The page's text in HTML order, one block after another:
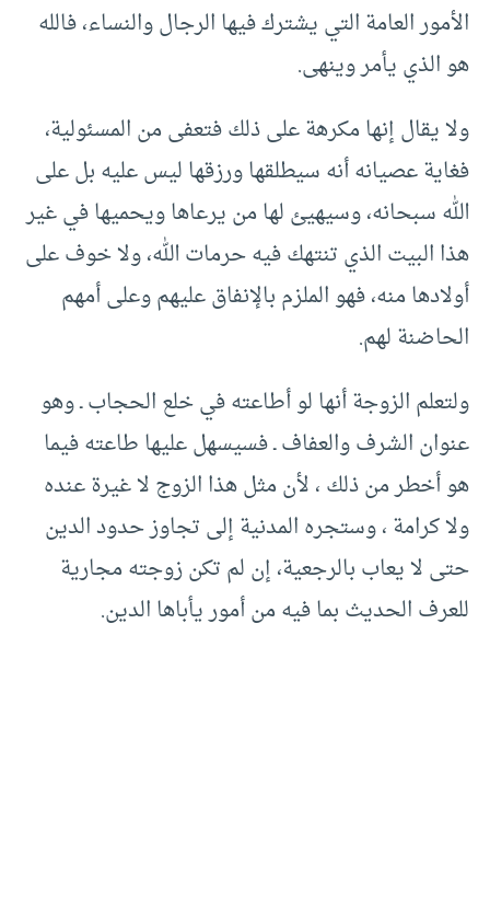
الأمور العامة التي يشترك فيها الرجال والنساء، فالله
هو الذي يأمر وينهى.
ولا يقال إنها مكرهة على ذلك فتعفى من المسئولية،
فغاية عصيانه أنه سيطلقها ورزقها ليس عليه بل على
الله سبحانه، وسيهيئ لها من يرعاها ويحميها في غير
هذا البيت الذي تنتهك فيه حرمات الله، ولا خوف على
أولادها منه، فهو الملزم بالإنفاق عليهم وعلى أمهم
الحاضنة لهم.
ولتعلم الزوجة أنها لو أطاعته في خلع الحجاب ـ وهو
عنوان الشرف والعفاف ـ فسيسهل عليها طاعته فيما
هو أخطر من ذلك ، لأن مثل هذا الزوج لا غيرة عنده
ولا كرامة ، وستجره المدنية إلى تجاوز حدود الدين
حتى لا يعاب بالرجعية، إن لم تكن زوجته مجارية
للعرف الحديث بما فيه من أمور يأباها الدين.